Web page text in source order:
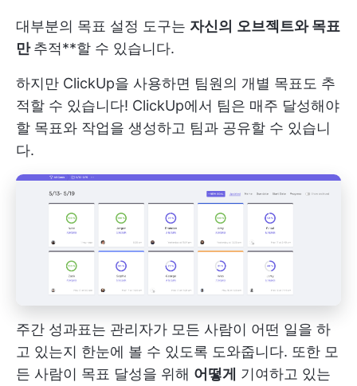
대부분의 목표 설정 도구는 자신의 오브젝트와 목표
만추적**할 수 있습니다.
하지만 ClickUp을 사용하면 팀원의 개별 목표도 추
적할 수 있습니다! ClickUp에서 팀은 매주 달성해야
할 목표와 작업을 생성하고 팀과 공유할 수 있습니
다.
주간 성과표는 관리자가 모든 사람이 어떤 일을 하
고 있는지 한눈에 볼 수 있도록 도와줍니다. 또한 모
든 사람이 목표 달성을 위해 어떻게 기여하고 있는